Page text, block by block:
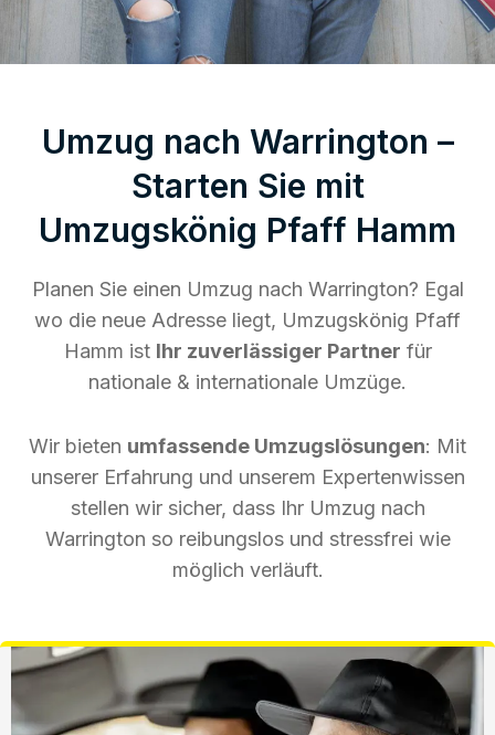
Umzug nach Warrington –
Starten Sie mit
Umzugskönig Pfaff Hamm
Planen Sie einen Umzug nach Warrington? Egal
wo die neue Adresse liegt, Umzugskönig Pfaff
Hamm ist Ihr zuverlässiger Partner für
nationale & internationale Umzüge.
Wir bieten umfassende Umzugslösungen: Mit
unserer Erfahrung und unserem Expertenwissen
stellen wir sicher, dass Ihr Umzug nach
Warrington so reibungslos und stressfrei wie
möglich verläuft.